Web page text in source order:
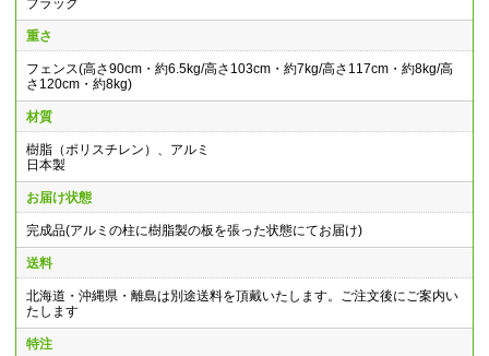
重さ
フェンス(高さ90cm・約6.5kg/高さ103cm・約7kg/高さ117cm・約8kg/高
さ120cm・約8kg)
材質
樹脂（ポリスチレン）、アルミ
日本製
お届け状態
完成品(アルミの柱に樹脂製の板を張った状態にてお届け)
送料
北海道・沖縄県・離島は別途送料を頂戴いたします。ご注文後にご案内い
たします
特注